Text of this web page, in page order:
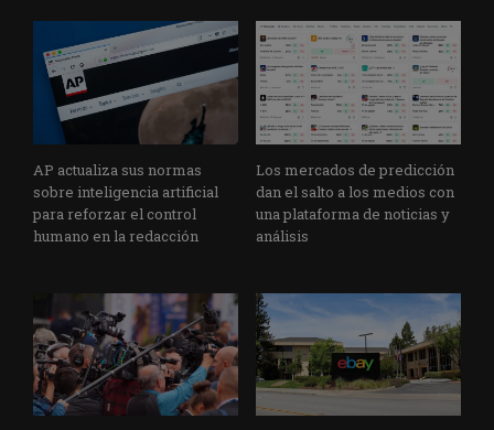
AP actualiza sus normas
sobre inteligencia artificial
para reforzar el control
humano en la redacción
Los mercados de predicción
dan el salto a los medios con
una plataforma de noticias y
análisis